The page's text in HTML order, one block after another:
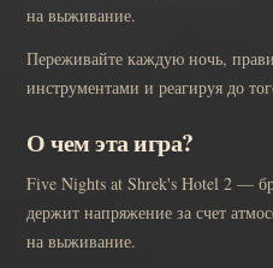
на выживание.
Переживайте каждую ночь,
инструментами и реагируя до
О чем эта игра?
Five Nights at Shrek's Hotel 2 —
держит напряжение за счет
на выживание.